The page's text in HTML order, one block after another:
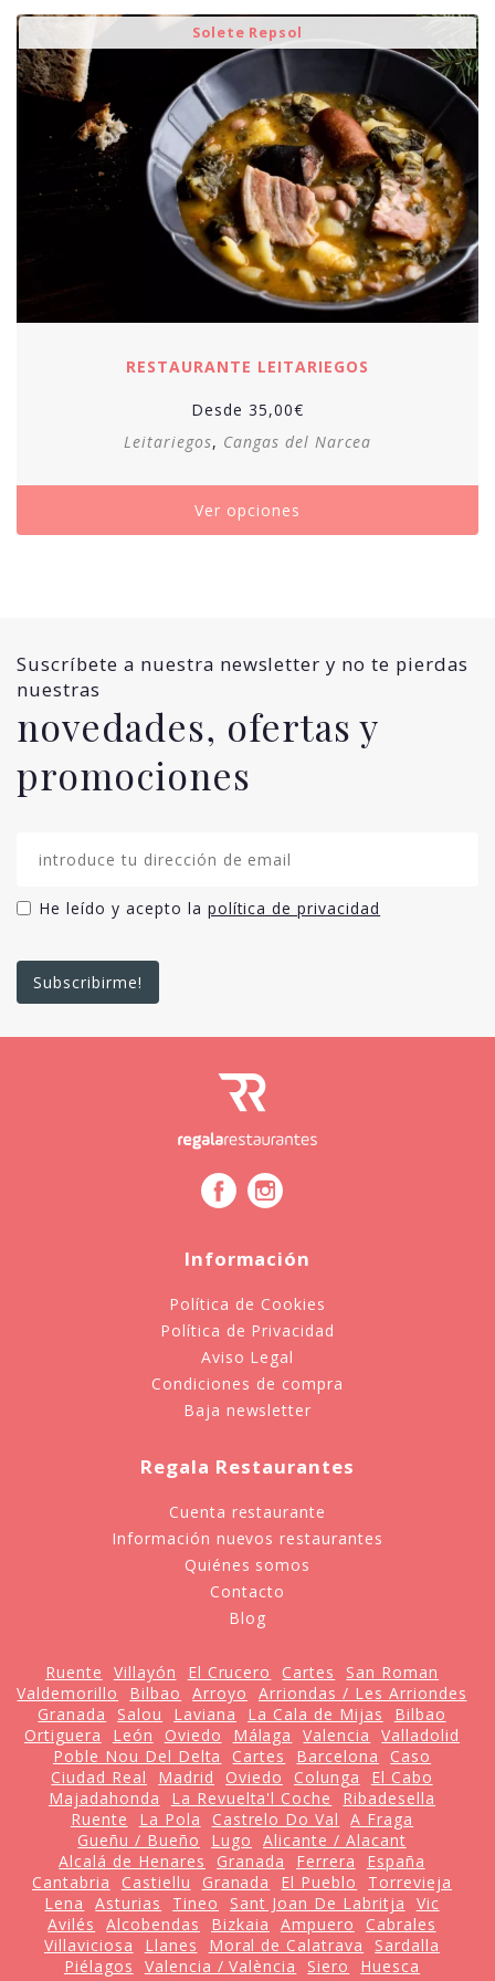
Solete Repsol
RESTAURANTE LEITARIEGOS
Desde 35,00€
Leitariegos, Cangas del Narcea
Ver opciones
Suscríbete a nuestra newsletter y no te pierdas
nuestras
novedades, ofertas y
promociones
He leído y acepto la política de privacidad
Información
Política de Cookies
Política de Privacidad
Aviso Legal
Condiciones de compra
Baja newsletter
Regala Restaurantes
Cuenta restaurante
Información nuevos restaurantes
Quiénes somos
Contacto
Blog
Ruente Villayón El Crucero Cartes
San Roman
Valdemorillo
Bilbao Arroyo
Arriondas / Les Arriondes
Granada
Salou Laviana La Cala de Mijas
Bilbao
Ortiguera
León Oviedo Málaga Valencia
Valladolid
Poble Nou Del Delta
Cartes Barcelona
Caso
Ciudad Real
Madrid Oviedo Colunga
El Cabo
Majadahonda
La Revuelta'l Coche
Ribadesella
Ruente
La Pola Castrelo Do Val
A Fraga
Gueñu / Bueño
Lugo
Alicante / Alacant
Alcalá de Henares
Granada Ferrera
España
Cantabria
Castiellu Granada El Pueblo
Torrevieja
Lena
Asturias Tineo Sant Joan De Labritja
Vic
Avilés
Alcobendas Bizkaia Ampuero
Cabrales
Villaviciosa
Llanes Moral de Calatrava
Sardalla
Piélagos
Valencia / València Siero
Huesca